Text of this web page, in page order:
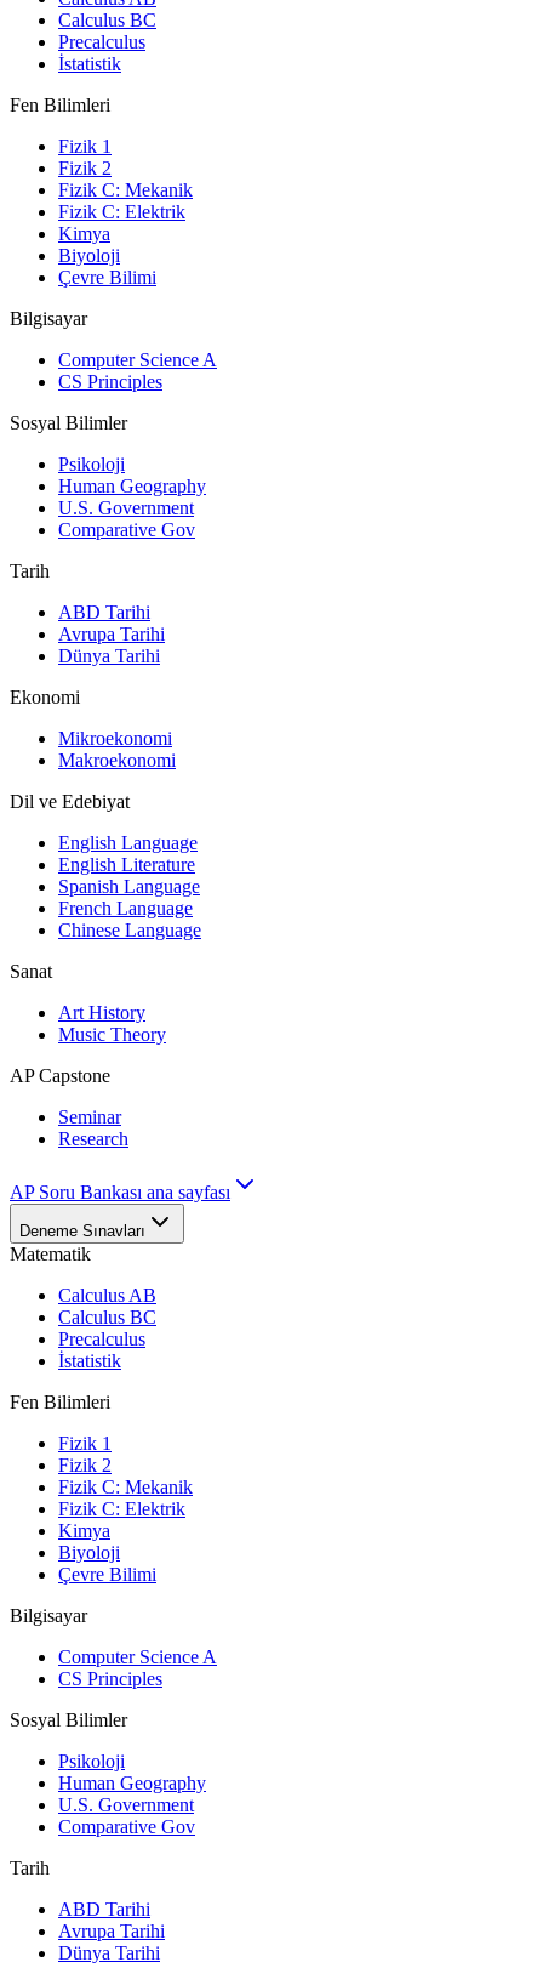
Calculus BC
Precalculus
İstatistik
Fen Bilimleri
Fizik 1
Fizik 2
Fizik C: Mekanik
Fizik C: Elektrik
Kimya
Biyoloji
Çevre Bilimi
Bilgisayar
Computer Science A
CS Principles
Sosyal Bilimler
Psikoloji
Human Geography
U.S. Government
Comparative Gov
Tarih
ABD Tarihi
Avrupa Tarihi
Dünya Tarihi
Ekonomi
Mikroekonomi
Makroekonomi
Dil ve Edebiyat
English Language
English Literature
Spanish Language
French Language
Chinese Language
Sanat
Art History
Music Theory
AP Capstone
Seminar
Research
AP Soru Bankası ana sayfası
Deneme Sınavları
Matematik
Calculus AB
Calculus BC
Precalculus
İstatistik
Fen Bilimleri
Fizik 1
Fizik 2
Fizik C: Mekanik
Fizik C: Elektrik
Kimya
Biyoloji
Çevre Bilimi
Bilgisayar
Computer Science A
CS Principles
Sosyal Bilimler
Psikoloji
Human Geography
U.S. Government
Comparative Gov
Tarih
ABD Tarihi
Avrupa Tarihi
Dünya Tarihi